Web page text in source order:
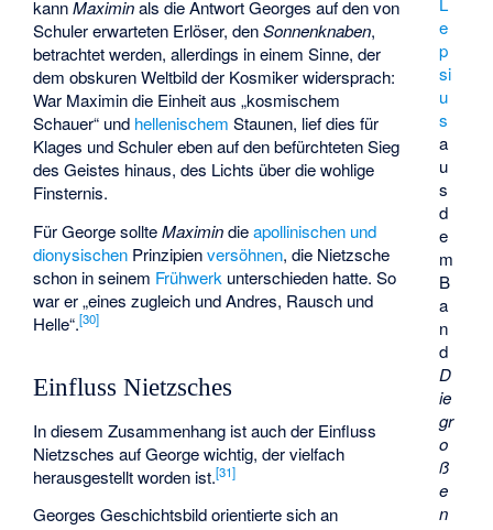
e
p
si
u
s
a
u
s
d
e
m
B
a
n
d
D
ie
gr
o
ß
e
n
kannMaximinals die Antwort Georges auf den von
Schuler erwarteten Erlöser, denSonnenknaben,
betrachtet werden, allerdings in einem Sinne, der
dem obskuren Weltbild der Kosmiker widersprach:
War Maximin die Einheit aus „kosmischem
Schauer“ und hellenischem Staunen, lief dies für
Klages und Schuler eben auf den befürchteten Sieg
des Geistes hinaus, des Lichts über die wohlige
Finsternis.
Für George sollteMaximindieapollinischen und
dionysischen Prinzipienversöhnen, die Nietzsche
schon in seinem Frühwerk unterschieden hatte. So
war er „eines zugleich und Andres, Rausch und
Helle“.[30]
Einfluss Nietzsches
In diesem Zusammenhang ist auch der Einfluss
Nietzsches auf George wichtig, der vielfach
herausgestellt worden ist.[31]
Georges Geschichtsbild orientierte sich an